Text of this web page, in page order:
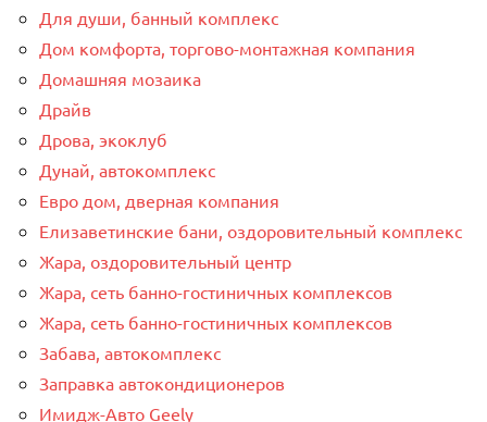
Для души, банный комплекс
Дом комфорта, торгово-монтажная компания
Домашняя мозаика
Драйв
Дрова, экоклуб
Дунай, автокомплекс
Евро дом, дверная компания
Елизаветинские бани, оздоровительный комплекс
Жара, оздоровительный центр
Жара, сеть банно-гостиничных комплексов
Жара, сеть банно-гостиничных комплексов
Забава, автокомплекс
Заправка автокондиционеров
Имидж-Авто Geely